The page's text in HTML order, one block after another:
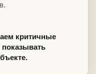
критичные